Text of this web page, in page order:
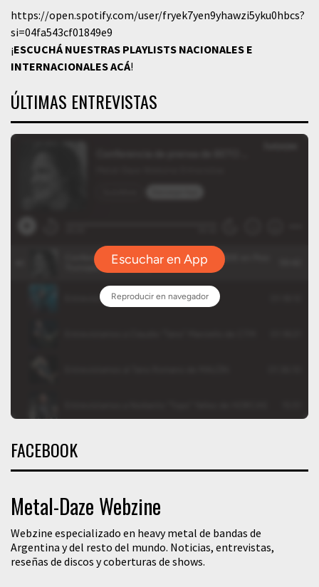
https://open.spotify.com/user/fryek7yen9yhawzi5yku0hbcs?
si=04fa543cf01849e9
¡ESCUCHÁ NUESTRAS PLAYLISTS NACIONALES E
INTERNACIONALESACÁ!
ÚLTIMAS ENTREVISTAS
FACEBOOK
Metal-Daze Webzine
Webzine especializado en heavy metal de bandas de
Argentina y del resto del mundo. Noticias, entrevistas,
reseñas de discos y coberturas de shows.